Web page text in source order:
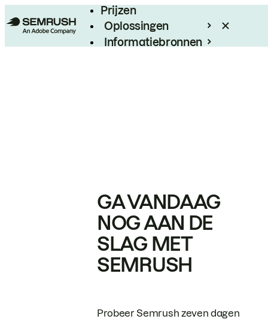
Prijzen
Oplossingen
Informatiebronnen
GA VANDAAG
NOG AAN DE
SLAG MET
SEMRUSH
Probeer Semrush zeven dagen